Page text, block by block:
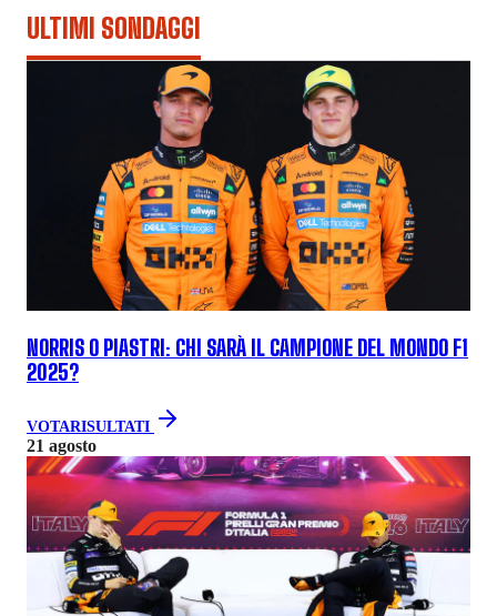
ULTIMI SONDAGGI
NORRIS O PIASTRI: CHI SARÀ IL CAMPIONE DEL MONDO F1
2025?
VOTARISULTATI
21 agosto